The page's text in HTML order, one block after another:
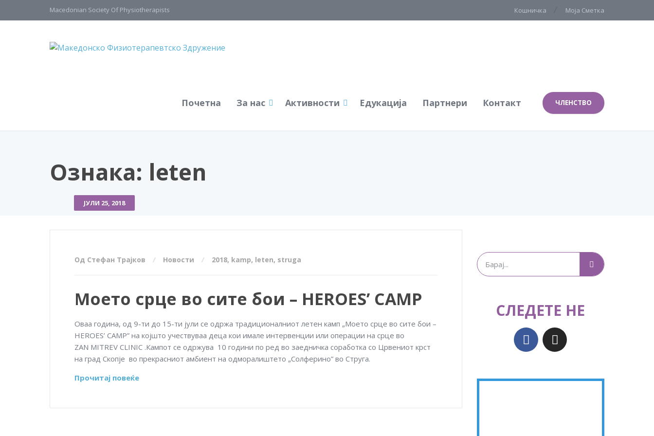
Macedonian Society Of Physiotherapists Кошничка Моја Сметка
Почетна За нас Активности Едукација Партнери Контакт ЧЛЕНСТВО
Ознака: leten
ЈУЛИ 25, 2018
Од Стефан Трајков Новости 2018, kamp, leten, struga
Моето срце во сите бои – HEROES’ CAMP
Оваа година, од 9-ти до 15-ти јули се одржа традиционалниот летен камп „Моето срце во сите бои –
HEROES’ CAMP” на којшто учествуваа деца кои имале интервенции или операции на срце во
ZAN MITREV CLINIC .Кампот се одржува 10 години по ред во заедничка соработка со Црвениот крст
на град Скопје во прекрасниот амбиент на одморалиштето „Солферино” во Струга.
Прочитај повеќе
СЛЕДЕТЕ НЕ